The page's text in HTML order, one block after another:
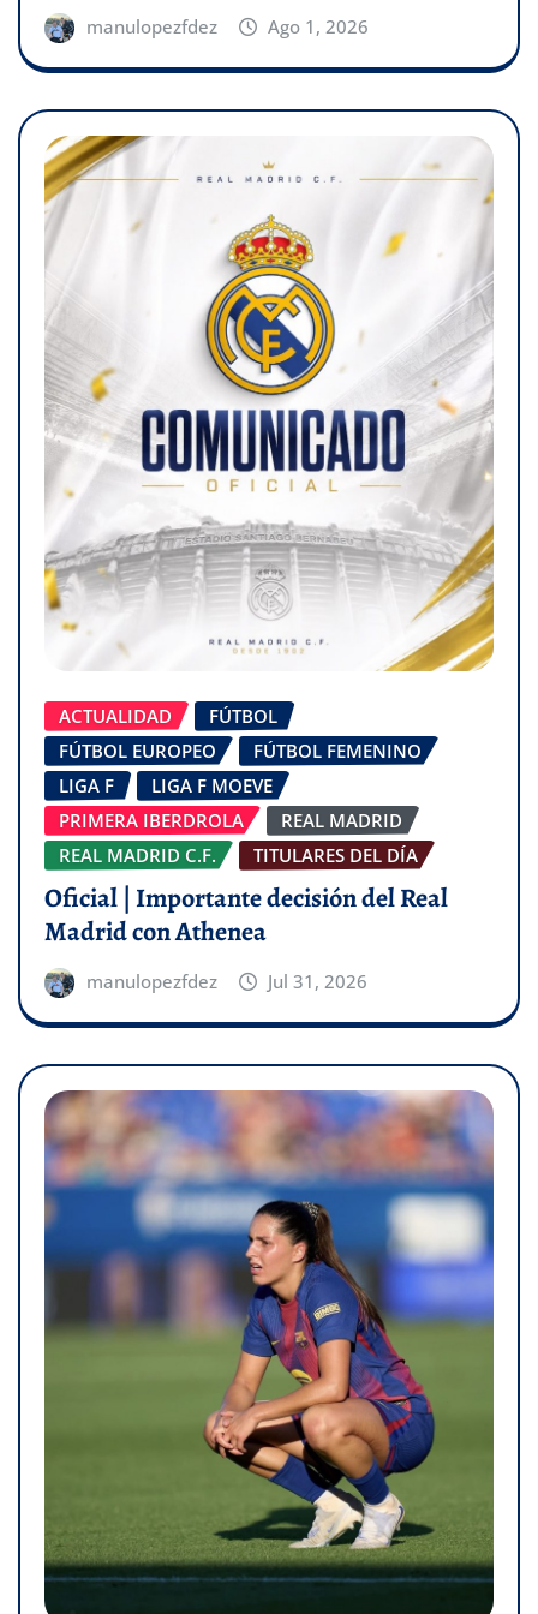
manulopezfdez Ago 1, 2026
ACTUALIDAD
FÚTBOL
FÚTBOL EUROPEO
FÚTBOL FEMENINO
LIGA F
LIGA F MOEVE
PRIMERA IBERDROLA
REAL MADRID
REAL MADRID C.F.
TITULARES DEL DÍA
Oficial | Importante decisión del Real
Madrid con Athenea
manulopezfdez Jul 31, 2026